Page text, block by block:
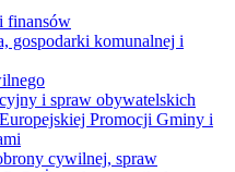
finansów
gospodarki komunalnej i
i spraw obywatelskich
Promocji Gminy i
cywilnej, spraw